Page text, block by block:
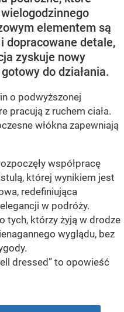
elementem są
dopracowane detale,
zyskuje nowy
do działania.
o podwyższonej
pracują z ruchem ciała.
włókna zapewniają
współpracę
której wynikiem jest
redefiniująca
w podróży.
tych, którzy żyją w drodze
wyglądu, bez
dressed” to opowieść